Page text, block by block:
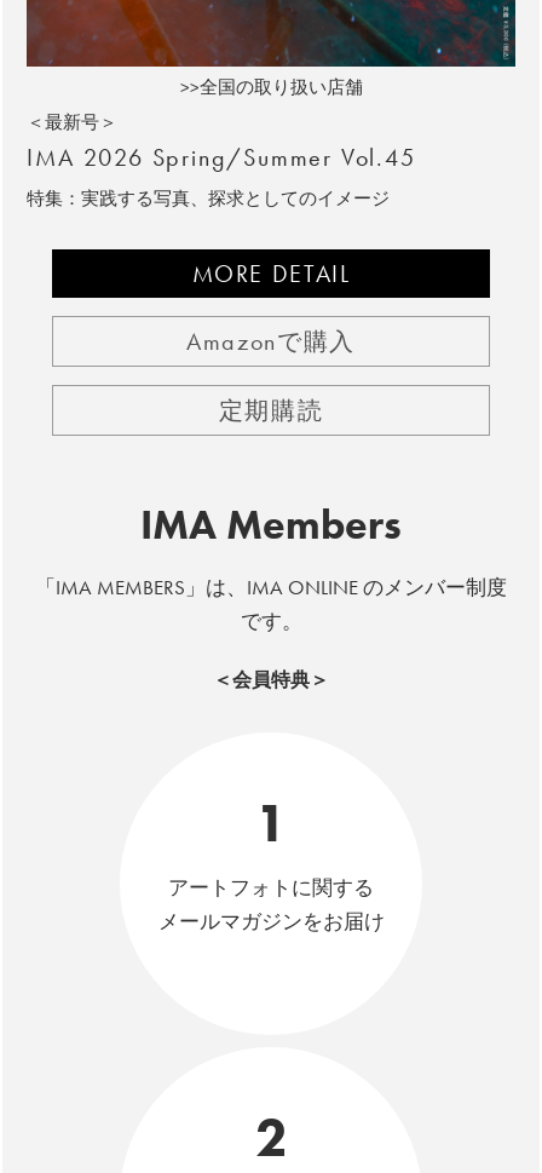
>>全国の取り扱い店舗
＜最新号＞
IMA 2026 Spring/Summer Vol.45
特集：実践する写真、探求としてのイメージ
MORE DETAIL
Amazonで購入
定期購読
IMA Members
「IMA MEMBERS」は、IMA ONLINE のメンバー制度
です。
＜会員特典＞
1
アートフォトに関する
メールマガジンをお届け
2